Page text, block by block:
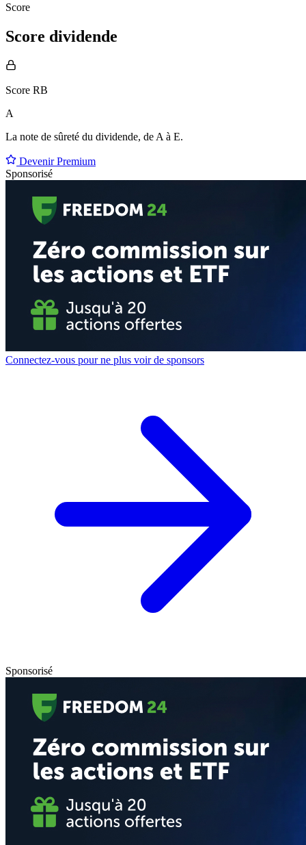
Score
Score dividende
Score RB
A
La note de sûreté du dividende, de A à E.
Devenir Premium
Sponsorisé
Connectez-vous pour ne plus voir de sponsors
Sponsorisé